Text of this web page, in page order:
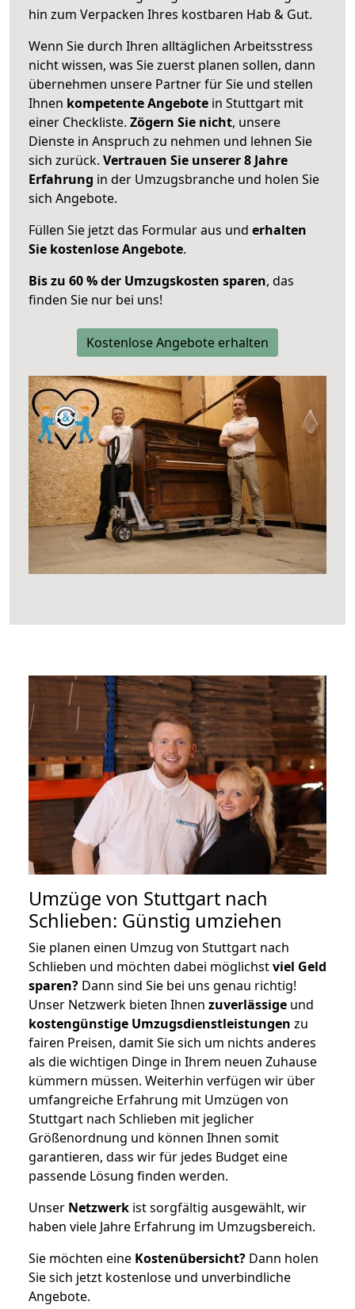
hin zum Verpacken Ihres kostbaren Hab & Gut.
Wenn Sie durch Ihren alltäglichen Arbeitsstress
nicht wissen, was Sie zuerst planen sollen, dann
übernehmen unsere Partner für Sie und stellen
Ihnen kompetente Angebote in Stuttgart mit
einer Checkliste. Zögern Sie nicht, unsere
Dienste in Anspruch zu nehmen und lehnen Sie
sich zurück. Vertrauen Sie unserer 8 Jahre
Erfahrung in der Umzugsbranche und holen Sie
sich Angebote.
Füllen Sie jetzt das Formular aus und erhalten
Sie kostenlose Angebote.
Bis zu 60 % der Umzugskosten sparen, das
finden Sie nur bei uns!
Kostenlose Angebote erhalten
Umzüge von Stuttgart nach
Schlieben: Günstig umziehen
Sie planen einen Umzug von Stuttgart nach
Schlieben und möchten dabei möglichstviel Geld
sparen? Dann sind Sie bei uns genau richtig!
Unser Netzwerk bieten Ihnen zuverlässige und
kostengünstige Umzugsdienstleistungen zu
fairen Preisen, damit Sie sich um nichts anderes
als die wichtigen Dinge in Ihrem neuen Zuhause
kümmern müssen. Weiterhin verfügen wir über
umfangreiche Erfahrung mit Umzügen von
Stuttgart nach Schlieben mit jeglicher
Größenordnung und können Ihnen somit
garantieren, dass wir für jedes Budget eine
passende Lösung finden werden.
Unser Netzwerk ist sorgfältig ausgewählt, wir
haben viele Jahre Erfahrung im Umzugsbereich.
Sie möchten eine Kostenübersicht? Dann holen
Sie sich jetzt kostenlose und unverbindliche
Angebote.